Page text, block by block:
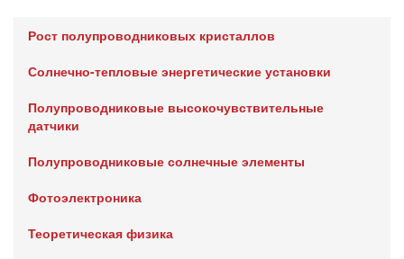
Рост полупроводниковых кристаллов
Солнечно-тепловые энергетические установки
Полупроводниковые высокочувствительные
датчики
Полупроводниковые солнечные элементы
Фотоэлектроника
Теоретическая физика